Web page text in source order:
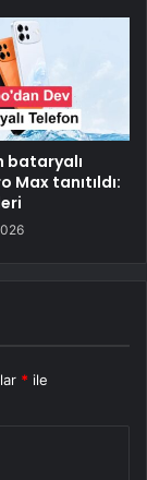
bataryalı
Max tanıtıldı:
* ile